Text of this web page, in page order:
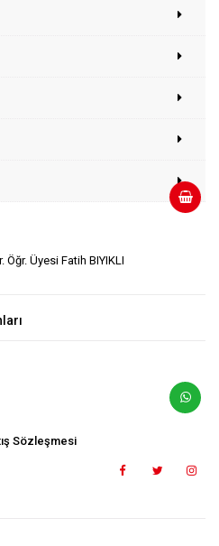
Üyesi Fatih BIYIKLI
Sözleşmesi